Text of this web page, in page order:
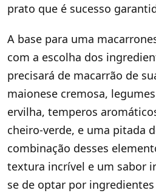
prato que é sucesso
A base para uma
com a escolha dos
precisará de macarrão de
maionese cremosa,
ervilha, temperos
cheiro-verde, e uma pitada
combinação desses
textura incrível e um sabor
se de optar por